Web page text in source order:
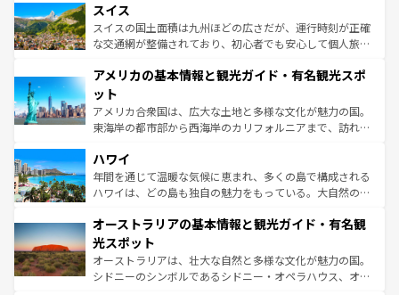
を参照してほしい。
は、お酒好きな人にはぜひ体験してほしい。 なお、新着の
ドイツ情報はコンテンツ一覧を参照してほしい。
リアごとに異なる魅力がある。また、優雅なアフタヌーン
ティー、ビール好きにはたまらない英国パブ、サッカー観
戦など、本場だからこそできる体験も豊富。イギリスを旅
ンツ一覧を参照してほしい。
スイス
スイスの国土面積は九州ほどの広さだが、運行時刻が正確
な交通網が整備されており、初心者でも安心して個人旅行
の建物がそのまま残る町や、スイスならではのユニークな
博物館もあり、アルプス観光だけでなく町歩きも満喫する
ことができる。国民の所得が高いため物価も高いが、旅行
者向けの交通パス提供のサービスもあり、うまく活用すれ
着のスイス情報は
アメリカの基本情報と観光ガイド・有名観光スポ
ット
アメリカ合衆国は、広大な土地と多様な文化が魅力の国。
東海岸の都市部から西海岸のカリフォルニアまで、訪れる
のような巨大都市は、観光、ショッピング、エンターテイ
ンメントが詰まった刺激的なスポットだ。一方、アメリカ
西部には大自然が広がり、グランドキャニオンやイエロー
部のニューオーリンズでは、音楽と美食が融合した独特の
文化が魅力。旅行者はアメリカの各地域で異なる魅力を楽
しみながら、その多様性と豊かな歴史を感じることができ
るだろう。車でのロードトリップや列車の旅も、アメリカ
ハワイ
年間を通じて温暖な気候に恵まれ、多くの島で構成される
ハワイは、どの島も独自の魅力をもっている。大自然の神
ワイ島は見逃せない。また、定番の観光地といえばオアフ
島だが、静かな自然を求めるならマウイ島やカウアイ島が
おすすめ。エメラルドグリーンに輝く海をはじめ、豊かな
文化や歴史が息づいている。「アロハスピリット」と呼ば
オーストラリアの基本情報と観光ガイド・有名観
光スポット
オーストラリアは、壮大な自然と多様な文化が魅力の国。
シドニーのシンボルであるシドニー・オペラハウス、オー